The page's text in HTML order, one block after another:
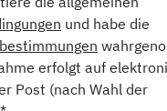
und habe die
erfolgt auf
Post (nach Wahl der